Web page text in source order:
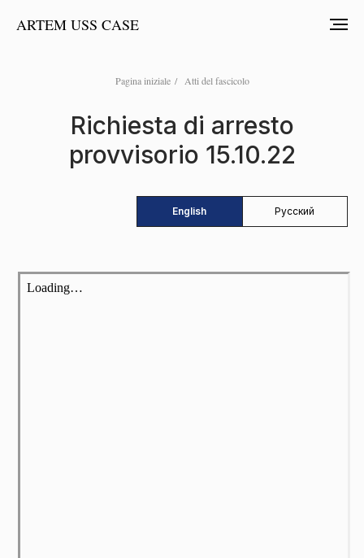
ARTEM USS CASE
Pagina iniziale / Atti del fascicolo
Richiesta di arresto
provvisorio 15.10.22
English Русский